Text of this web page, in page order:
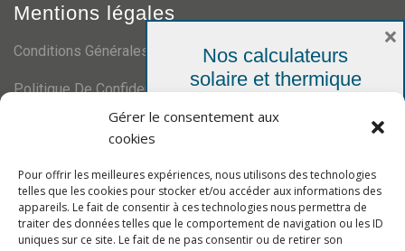
Gérer le consentement aux
cookies
Pour offrir les meilleures expériences, nous utilisons des technologies
telles que les cookies pour stocker et/ou accéder aux informations des
appareils. Le fait de consentir à ces technologies nous permettra de
traiter des données telles que le comportement de navigation ou les ID
uniques sur ce site. Le fait de ne pas consentir ou de retirer son
Mentions légales
Conditions Générales De Ventes
Politique De Confidentialité
Certifications
Nos calculateurs
solaire et thermique
Votre simulation personnelle,
gratuite et sans engagement
×